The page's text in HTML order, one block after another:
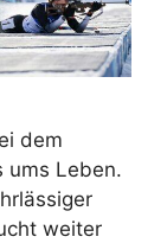
dem
ums Leben.
weiter